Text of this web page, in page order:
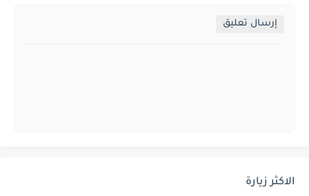
إرسال تعليق
الاكثر زيارة